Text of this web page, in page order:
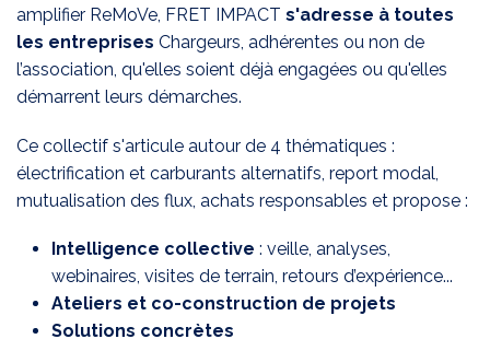
amplifier ReMoVe, FRET IMPACT s'adresse à toutes
les entreprises Chargeurs, adhérentes ou non de
l’association, qu'elles soient déjà engagées ou qu'elles
démarrent leurs démarches.
Ce collectif s'articule autour de 4 thématiques :
électrification et carburants alternatifs, report modal,
mutualisation des flux, achats responsables et propose :
Intelligence collective : veille, analyses,
webinaires, visites de terrain, retours d’expérience...
Ateliers et co-construction de projets
Solutions concrètes